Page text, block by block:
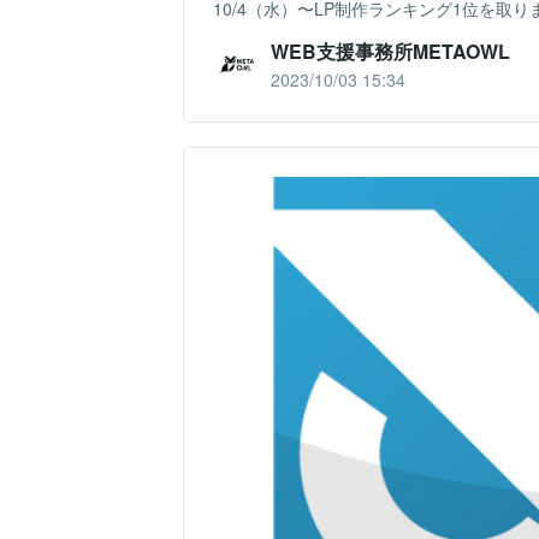
10/4（水）〜LP制作ランキング1位を取り
WEB支援事務所METAOWL
2023/10/03 15:34